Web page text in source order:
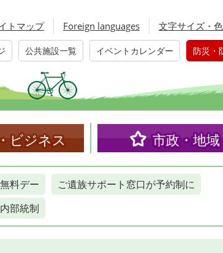
トマップ Foreign languages 文字サイズ・
公共施設一覧 イベントカレンダー 防災・
ビジネス 市政・地域
料デー
ご遺族サポート窓口が予約制に
内部統制